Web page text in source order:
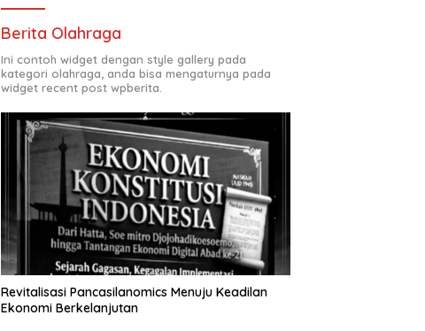
Berita Olahraga
Ini contoh widget dengan style gallery pada
kategori olahraga, anda bisa mengaturnya pada
widget recent post wpberita.
Revitalisasi Pancasilanomics Menuju Keadilan
Ekonomi Berkelanjutan